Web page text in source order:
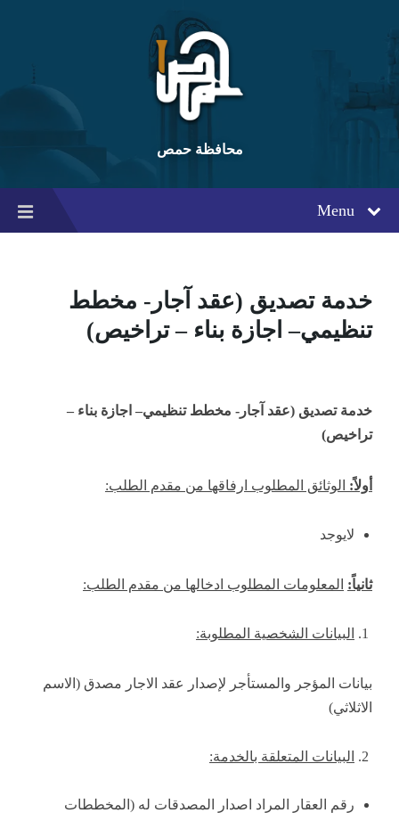
content
main
navigation
footer
محافظة حمص
Menu
خدمة تصديق (عقد آجار- مخطط
تنظيمي– اجازة بناء – تراخيص)
خدمة تصديق (عقد آجار- مخطط تنظيمي– اجازة بناء –
تراخيص)
أولاً: الوثائق المطلوب ارفاقها من مقدم الطلب:
لايوجد
ثانياً: المعلومات المطلوب ادخالها من مقدم الطلب:
البيانات الشخصية المطلوبة:
بيانات المؤجر والمستأجر لإصدار عقد الاجار مصدق (الاسم
الاثلاثي)
البيانات المتعلقة بالخدمة:
رقم العقار المراد اصدار المصدقات له (المخططات